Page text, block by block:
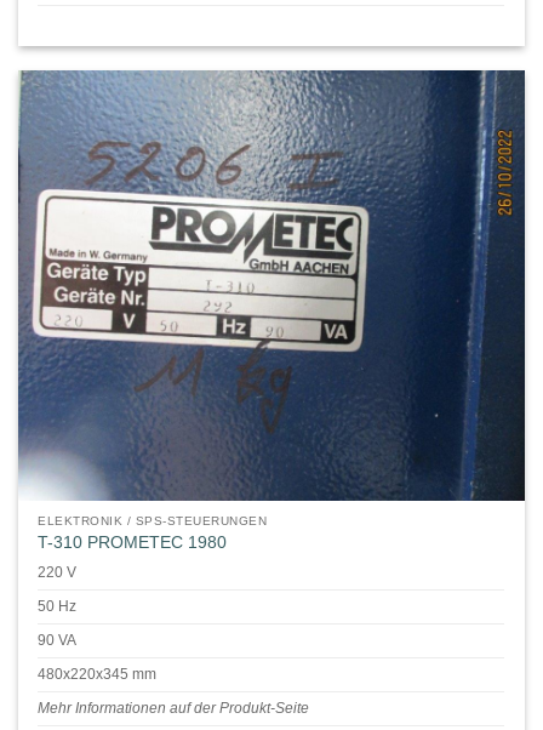
ELEKTRONIK / SPS-STEUERUNGEN
T-310 PROMETEC 1980
220 V
50 Hz
90 VA
480x220x345 mm
Mehr Informationen auf der Produkt-Seite